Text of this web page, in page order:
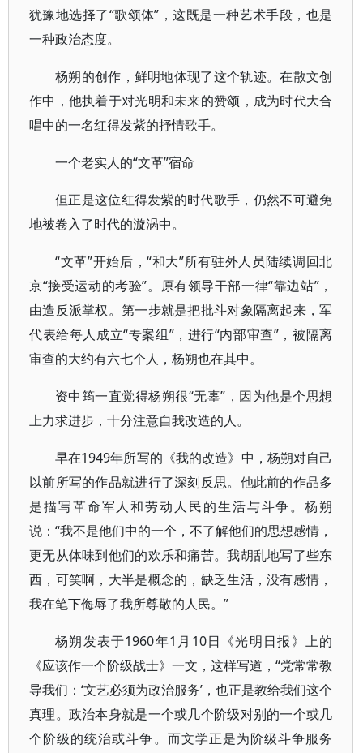
犹豫地选择了“歌颂体”，这既是一种艺术手段，也是
一种政治态度。
杨朔的创作，鲜明地体现了这个轨迹。在散文创
作中，他执着于对光明和未来的赞颂，成为时代大合
唱中的一名红得发紫的抒情歌手。
一个老实人的“文革”宿命
但正是这位红得发紫的时代歌手，仍然不可避免
地被卷入了时代的漩涡中。
“文革”开始后，“和大”所有驻外人员陆续调回北
京“接受运动的考验”。原有领导干部一律“靠边站”，
由造反派掌权。第一步就是把批斗对象隔离起来，军
代表给每人成立“专案组”，进行“内部审查”，被隔离
审查的大约有六七个人，杨朔也在其中。
资中筠一直觉得杨朔很“无辜”，因为他是个思想
上力求进步，十分注意自我改造的人。
早在1949年所写的《我的改造》中，杨朔对自己
以前所写的作品就进行了深刻反思。他此前的作品多
是描写革命军人和劳动人民的生活与斗争。杨朔
说：“我不是他们中的一个，不了解他们的思想感情，
更无从体味到他们的欢乐和痛苦。我胡乱地写了些东
西，可笑啊，大半是概念的，缺乏生活，没有感情，
我在笔下侮辱了我所尊敬的人民。”
杨朔发表于1960年1月10日《光明日报》上的
《应该作一个阶级战士》一文，这样写道，“党常常教
导我们：‘文艺必须为政治服务’，也正是教给我们这个
真理。政治本身就是一个或几个阶级对别的一个或几
个阶级的统治或斗争。而文学正是为阶级斗争服务